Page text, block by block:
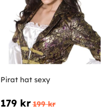
Pirat hat sexy
179 kr 199 kr